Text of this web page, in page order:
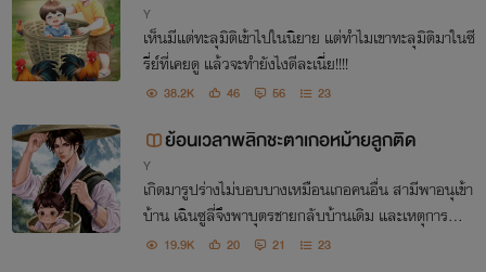
Y
เห็นมีแต่ทะลุมิติเข้าไปในนิยาย แต่ทำไมเขาทะลุมิติมาในซี
รี่ย์ที่เคยดู แล้วจะทำยังไงดีละเนี่ย!!!!
38.2K 46 56 23
ย้อนเวลาพลิกชะตาเกอหม้ายลูกติด
Y
เกิดมารูปร่างไม่บอบบางเหมือนเกอคนอื่น สามีพาอนุเข้า
บ้าน เฉินซูลี่จึงพาบุตรชายกลับบ้านเดิม และเหตุการณ์ที่
เปลี่ยนโชคชะตาก็เกิดขึ้น
19.9K 20 21 23